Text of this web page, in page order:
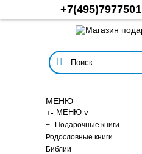
+7(495)7977501
МЕНЮ
+- МЕНЮ v
+- Подарочные книги
Родословные книги
Библии